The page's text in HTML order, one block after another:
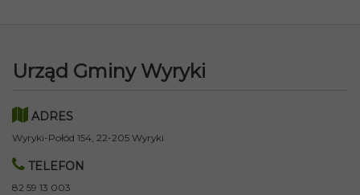
Urząd Gminy Wyryki
ADRES
Wyryki-Połód 154, 22-205 Wyryki
TELEFON
82 59 13 003